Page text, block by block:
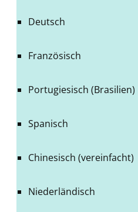
Deutsch
Französisch
Portugiesisch (Brasilien)
Spanisch
Chinesisch (vereinfacht)
Niederländisch